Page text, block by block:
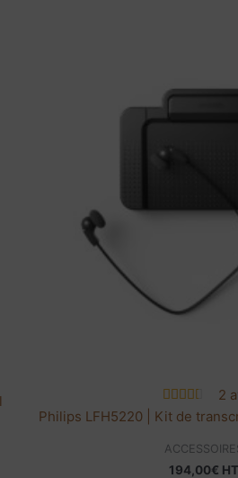
2
Philips LFH5220 | Kit de
194,00€ HT